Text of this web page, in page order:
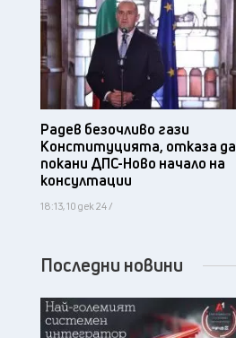
Радев безочливо гази
Конституцията, отказа да
покани ДПС-Ново начало на
консултации
18:13, 10 дек 24 /
Последни новини